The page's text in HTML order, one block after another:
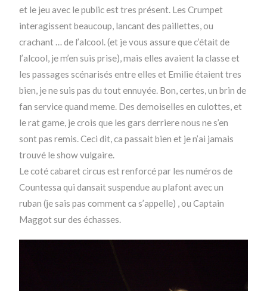
et le jeu avec le public est tres présent. Les Crumpet
interagissent beaucoup, lancant des paillettes, ou
crachant … de l’alcool. (et je vous assure que c’était de
l’alcool, je m’en suis prise), mais elles avaient la classe et
les passages scénarisés entre elles et Emilie étaient tres
bien, je ne suis pas du tout ennuyée. Bon, certes, un brin de
fan service quand meme. Des demoiselles en culottes, et
le rat game, je crois que les gars derriere nous ne s’en
sont pas remis. Ceci dit, ca passait bien et je n’ai jamais
trouvé le show vulgaire.
Le coté cabaret circus est renforcé par les numéros de
Countessa qui dansait suspendue au plafont avec un
ruban (je sais pas comment ca s’appelle) , ou Captain
Maggot sur des échasses.